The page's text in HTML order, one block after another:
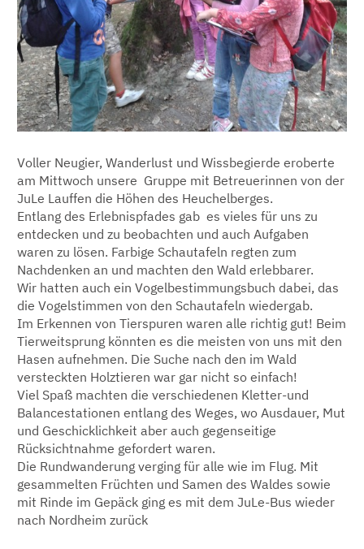
Voller Neugier, Wanderlust und Wissbegierde eroberte
am Mittwoch unsere Gruppe mit Betreuerinnen von der
JuLe Lauffen die Höhen des Heuchelberges.
Entlang des Erlebnispfades gab es vieles für uns zu
entdecken und zu beobachten und auch Aufgaben
waren zu lösen. Farbige Schautafeln regten zum
Nachdenken an und machten den Wald erlebbarer.
Wir hatten auch ein Vogelbestimmungsbuch dabei, das
die Vogelstimmen von den Schautafeln wiedergab.
Im Erkennen von Tierspuren waren alle richtig gut! Beim
Tierweitsprung könnten es die meisten von uns mit den
Hasen aufnehmen. Die Suche nach den im Wald
versteckten Holztieren war gar nicht so einfach!
Viel Spaß machten die verschiedenen Kletter-und
Balancestationen entlang des Weges, wo Ausdauer, Mut
und Geschicklichkeit aber auch gegenseitige
Rücksichtnahme gefordert waren.
Die Rundwanderung verging für alle wie im Flug. Mit
gesammelten Früchten und Samen des Waldes sowie
mit Rinde im Gepäck ging es mit dem JuLe-Bus wieder
nach Nordheim zurück